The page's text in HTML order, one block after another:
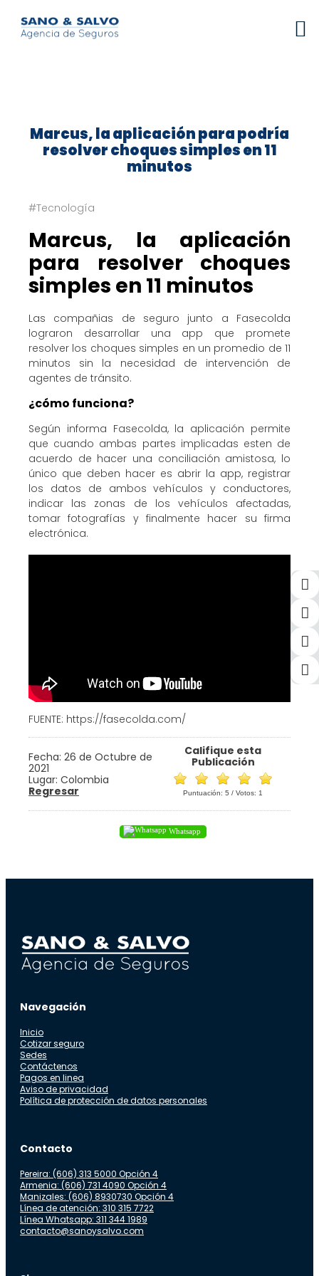
Marcus, la aplicación para podría
resolver choques simples en 11
minutos
#Tecnología
Marcus, la aplicación
para resolver choques
simples en 11 minutos
Las compañias de seguro junto a Fasecolda
lograron desarrollar una app que promete
resolver los choques simples en un promedio de 11
minutos sin la necesidad de intervención de
agentes de tránsito.
¿cómo funciona?
Según informa Fasecolda, la aplicación permite
que cuando ambas partes implicadas esten de
acuerdo de hacer una conciliación amistosa, lo
único que deben hacer es abrir la app, registrar
los datos de ambos vehículos y conductores,
indicar las zonas de los vehículos afectadas,
tomar fotografías y finalmente hacer su firma
electrónica.
FUENTE: https://fasecolda.com/
Fecha: 26 de Octubre de
2021
Lugar: Colombia
Regresar
Califique esta
Publicación
Puntuación: 5 / Votos: 1
Whatsapp
Navegación
Inicio
Cotizar seguro
Sedes
Contáctenos
Pagos en linea
Aviso de privacidad
Política de protección de datos personales
Contacto
Pereira: (606) 313 5000 Opción 4
Armenia: (606) 731 4090 Opción 4
Manizales: (606) 8930730 Opción 4
Línea de atención: 310 315 7722
Línea Whatsapp: 311 344 1989
contacto@sanoysalvo.com